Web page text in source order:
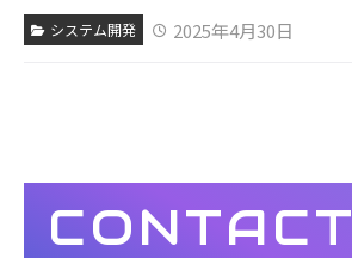
システム開発 2025年4月30日
CONTACT